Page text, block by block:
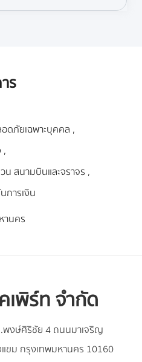
ร
ดภัยเฉพาะบุคคล
สนามบินและจราจร
ารเงิน
านคร
พิร์ท จำกัด
พงษ์ศิริชัย 4 ถนนมาเจริญ
ขม กรุงเทพมหานคร 10160